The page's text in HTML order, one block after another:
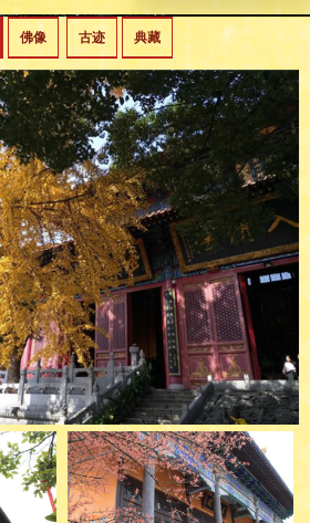
佛像 古迹 典藏